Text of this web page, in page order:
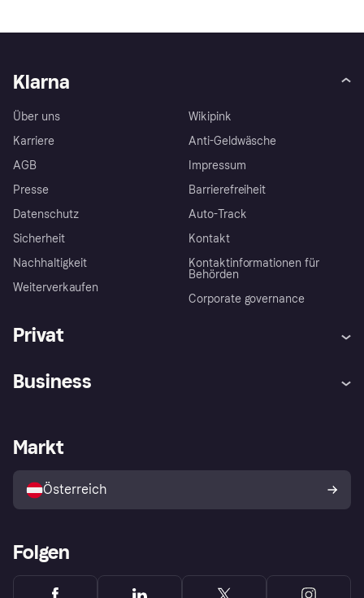
Klarna
Über uns
Karriere
AGB
Presse
Datenschutz
Sicherheit
Nachhaltigkeit
Weiterverkaufen
Wikipink
Anti-Geldwäsche
Impressum
Barrierefreiheit
Auto-Track
Kontakt
Kontaktinformationen für
Behörden
Corporate governance
Privat
Shops entdecken
Business
Händlerportal
Markt
Österreich
Folgen